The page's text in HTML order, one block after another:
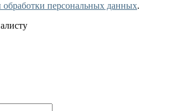
персональных данных.